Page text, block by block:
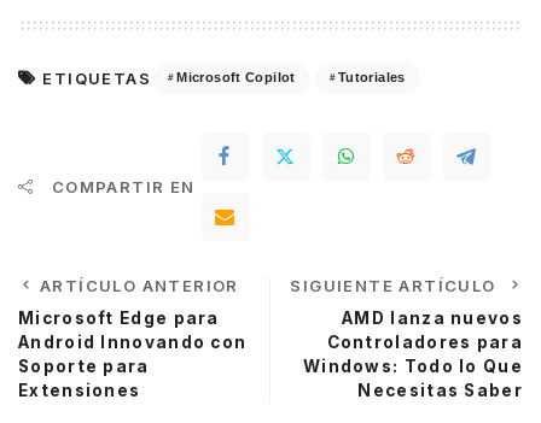
ETIQUETAS Microsoft Copilot Tutoriales
COMPARTIR EN
ARTÍCULO ANTERIOR
Microsoft Edge para
Android Innovando con
Soporte para
Extensiones
SIGUIENTE ARTÍCULO
AMD lanza nuevos
Controladores para
Windows: Todo lo Que
Necesitas Saber